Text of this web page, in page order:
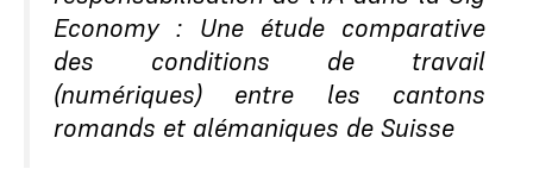
Economy : Une étude comparative
des conditions de travail
(numériques) entre les cantons
romands et alémaniques de Suisse